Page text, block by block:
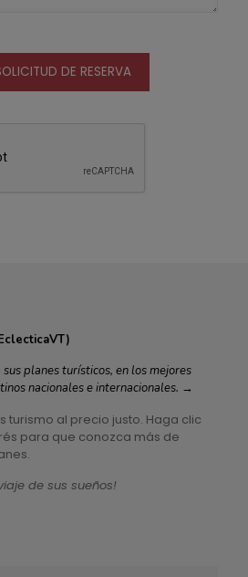
planes turísticos, en los mejores
nacionales e internacionales. →
turismo al precio justo. Haga clic
para que conozca más de
de sus sueños!